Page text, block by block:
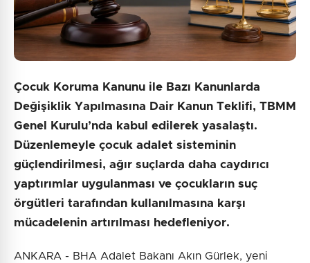
Çocuk Koruma Kanunu ile Bazı Kanunlarda
Değişiklik Yapılmasına Dair Kanun Teklifi, TBMM
Genel Kurulu’nda kabul edilerek yasalaştı.
Düzenlemeyle çocuk adalet sisteminin
güçlendirilmesi, ağır suçlarda daha caydırıcı
yaptırımlar uygulanması ve çocukların suç
örgütleri tarafından kullanılmasına karşı
mücadelenin artırılması hedefleniyor.
ANKARA - BHA Adalet Bakanı Akın Gürlek, yeni